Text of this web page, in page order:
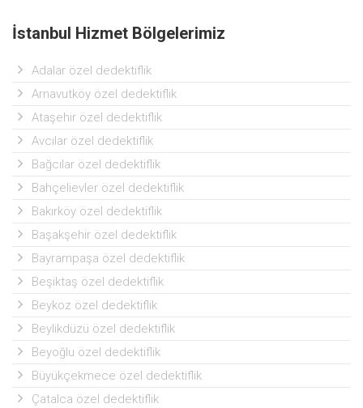
İstanbul Hizmet Bölgelerimiz
Adalar özel dedektiflik
Arnavutköy özel dedektiflik
Ataşehir özel dedektiflik
Avcılar özel dedektiflik
Bağcılar özel dedektiflik
Bahçelievler özel dedektiflik
Bakırköy özel dedektiflik
Başakşehir özel dedektiflik
Bayrampaşa özel dedektiflik
Beşiktaş özel dedektiflik
Beykoz özel dedektiflik
Beylikdüzü özel dedektiflik
Beyoğlu özel dedektiflik
Büyükçekmece özel dedektiflik
Çatalca özel dedektiflik